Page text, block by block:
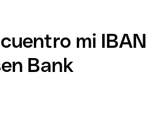
mi IBAN
Bank